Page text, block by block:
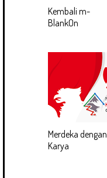
Kembali m-
BlankOn
Merdeka dengan
Karya